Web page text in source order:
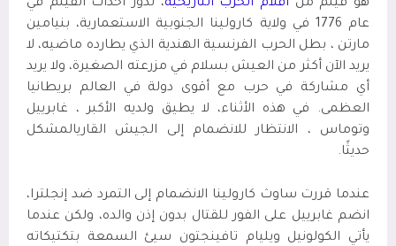
هو فيلم من افلام الحرب التاريخية، تدور أحداث الفيلم في
عام 1776 في ولاية كارولينا الجنوبية الاستعمارية، بنيامين
مارتن ، بطل الحرب الفرنسية الهندية الذي يطارده ماضيه، لا
يريد الآن أكثر من العيش بسلام في مزرعته الصغيرة، ولا يريد
أي مشاركة في حرب مع أقوى دولة في العالم بريطانيا
العظمى. في هذه الأثناء، لا يطيق ولديه الأكبر ، غابرييل
وتوماس ، الانتظار للانضمام إلى الجيش القاريالمشكل
حديثًا.
عندما قررت ساوث كارولينا الانضمام إلى التمرد ضد إنجلترا،
انضم غابرييل على الفور للقتال بدون إذن والده، ولكن عندما
يأتي الكولونيل ويليام تافينجتون سيئ السمعة بتكتيكاته